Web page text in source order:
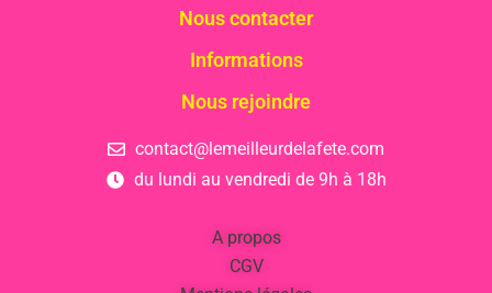
Nous contacter
Informations
Nous rejoindre
contact@lemeilleurdelafete.com
du lundi au vendredi de 9h à 18h
A propos
CGV